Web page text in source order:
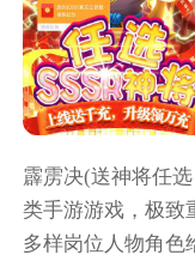
霹雳决(送神将任
类手游游戏，极致
多样岗位人物角色